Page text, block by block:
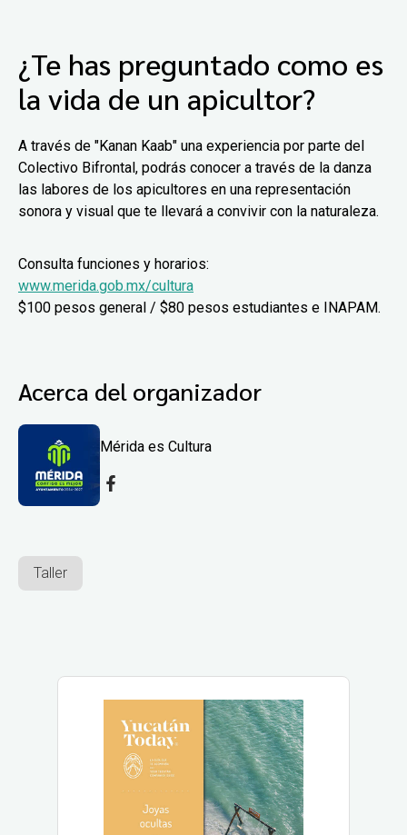
¿Te has preguntado como es
la vida de un apicultor?
A través de "Kanan Kaab" una experiencia por parte del
Colectivo Bifrontal, podrás conocer a través de la danza
las labores de los apicultores en una representación
sonora y visual que te llevará a convivir con la naturaleza.
Consulta funciones y horarios:
www.merida.gob.mx/cultura
$100 pesos general / $80 pesos estudiantes e INAPAM.
Acerca del organizador
Mérida es Cultura
Taller